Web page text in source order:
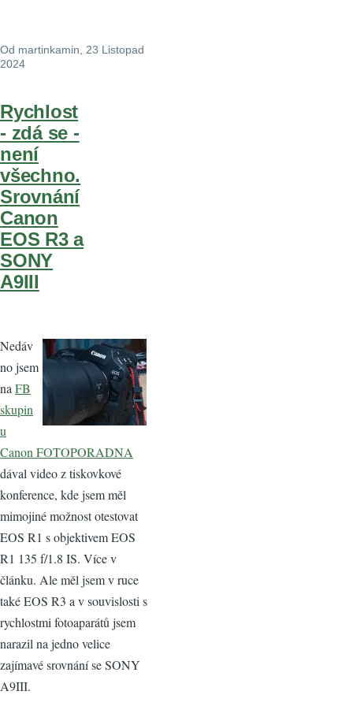
Od martinkamin , 23 Listopad
2024
Rychlost
- zdá se -
není
všechno.
Srovnání
Canon
EOS R3 a
SONY
A9III
Nedáv
no jsem
na FB
skupin
u
Canon FOTOPORADNA
dával video z tiskovkové
konference, kde jsem měl
mimojiné možnost otestovat
EOS R1 s objektivem EOS
R1 135 f/1.8 IS. Více v
článku. Ale měl jsem v ruce
také EOS R3 a v souvislosti s
rychlostmi fotoaparátů jsem
narazil na jedno velice
zajímavé srovnání se SONY
A9III.